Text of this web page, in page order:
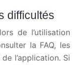
difficultés
de l’utilisation
la FAQ, les
l’application. Si